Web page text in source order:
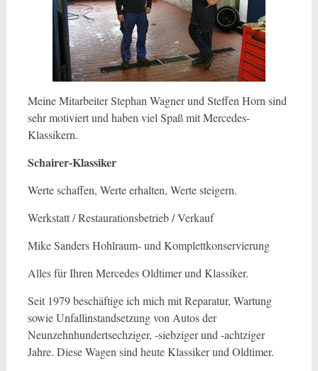
Meine Mitarbeiter Stephan Wagner und Steffen Horn sind
sehr motiviert und haben viel Spaß mit Mercedes-
Klassikern.
Schairer-Klassiker
Werte schaffen, Werte erhalten, Werte steigern.
Werkstatt / Restaurationsbetrieb / Verkauf
Mike Sanders Hohlraum- und Komplettkonservierung
Alles für Ihren Mercedes Oldtimer und Klassiker.
Seit 1979 beschäftige ich mich mit Reparatur, Wartung
sowie Unfallinstandsetzung von Autos der
Neunzehnhundertsechziger, -siebziger und -achtziger
Jahre. Diese Wagen sind heute Klassiker und Oldtimer.